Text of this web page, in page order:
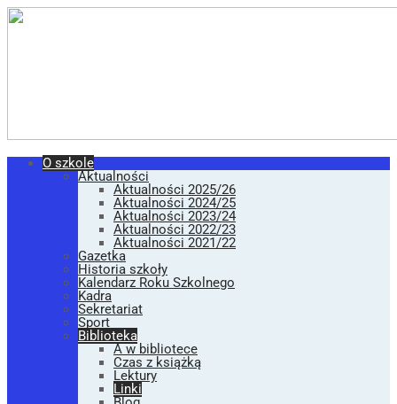
O szkole
Aktualności
Aktualności 2025/26
Aktualności 2024/25
Aktualności 2023/24
Aktualności 2022/23
Aktualności 2021/22
Gazetka
Historia szkoły
Kalendarz Roku Szkolnego
Kadra
Sekretariat
Sport
Biblioteka
A w bibliotece
Czas z książką
Lektury
Linki